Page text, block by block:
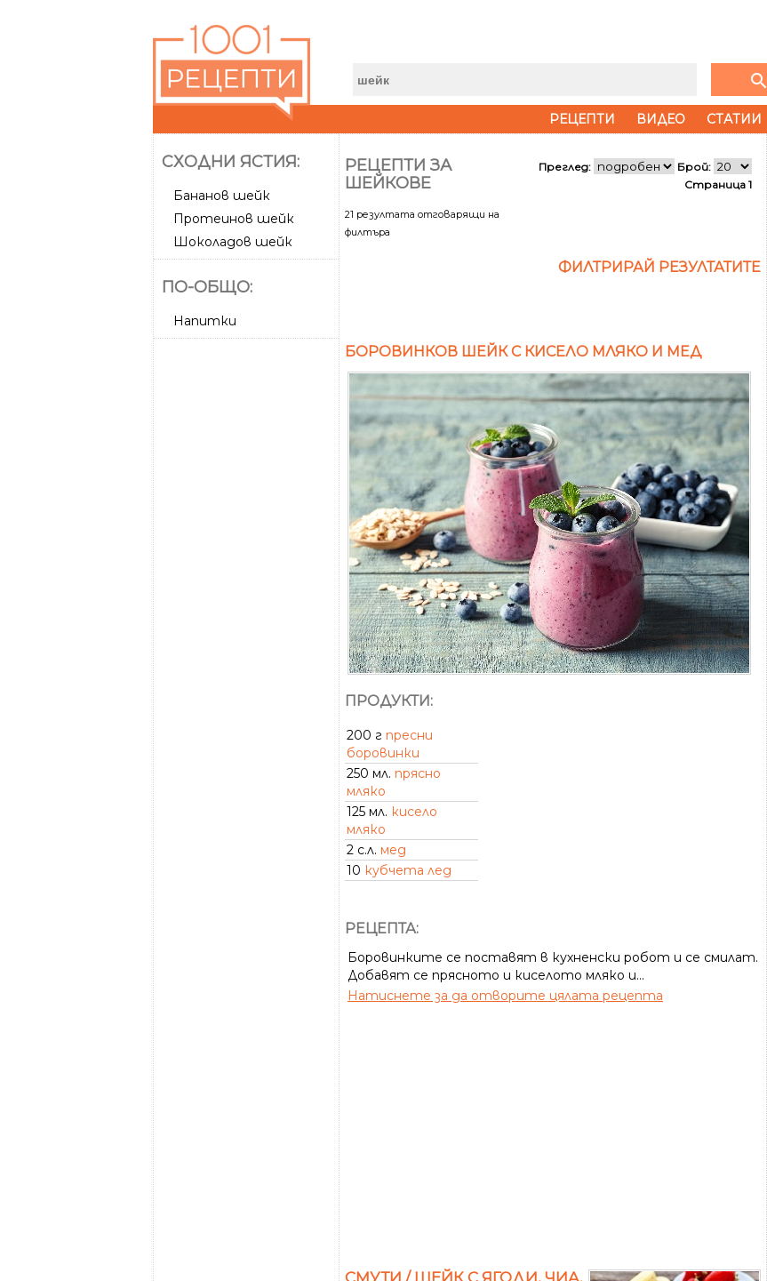
search
РЕЦЕПТИ ВИДЕО СТАТИИ
СХОДНИ ЯСТИЯ:
Бананов шейк
Протеинов шейк
Шоколадов шейк
ПО-ОБЩО:
Напитки
РЕЦЕПТИ ЗА
ШЕЙКОВЕ
21 резултата отговарящи на
филтъра
Преглед:
Брой:
Страница 1
ФИЛТРИРАЙ РЕЗУЛТАТИТЕ
БОРОВИНКОВ ШЕЙК С КИСЕЛО МЛЯКО И МЕД
ПРОДУКТИ:
200 г пресни
боровинки
250 мл. прясно
мляко
125 мл. кисело
мляко
2 с.л. мед
10 кубчета лед
РЕЦЕПТА:
Боровинките се поставят в кухненски робот и се смилат.
Добавят се прясното и киселото мляко и...
Натиснете за да отворите цялата рецепта
СМУТИ / ШЕЙК С ЯГОДИ, ЧИА,